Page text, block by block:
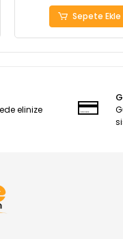
Sepete Ekle
elinize